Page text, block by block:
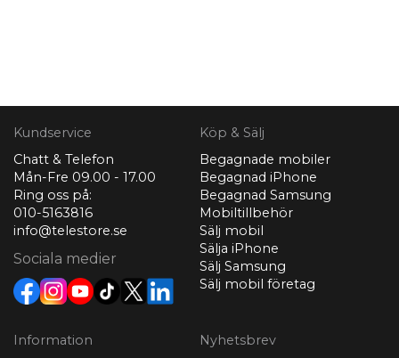
Kundservice
Chatt & Telefon
Mån-Fre 09.00 - 17.00
Ring oss på:
010-5163816
info@telestore.se
Sociala medier
Köp & Sälj
Begagnade mobiler
Begagnad iPhone
Begagnad Samsung
Mobiltillbehör
Sälj mobil
Sälja iPhone
Sälj Samsung
Sälj mobil företag
Information
Nyhetsbrev